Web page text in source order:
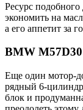
Ресурс
экономить на
а его аппетит за
BMW M57D30
Еще один мотор-
рядный 6-
блок и